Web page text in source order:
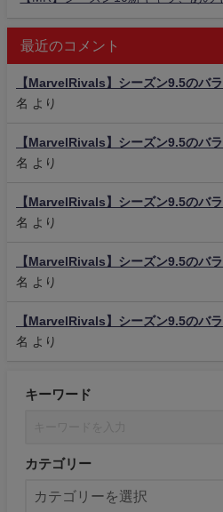
最近のコメント
【MarvelRivals】シーズン9.5のバ
名 より
【MarvelRivals】シーズン9.5のバ
名 より
【MarvelRivals】シーズン9.5のバ
名 より
【MarvelRivals】シーズン9.5のバ
名 より
【MarvelRivals】シーズン9.5のバ
名 より
キーワード
カテゴリー